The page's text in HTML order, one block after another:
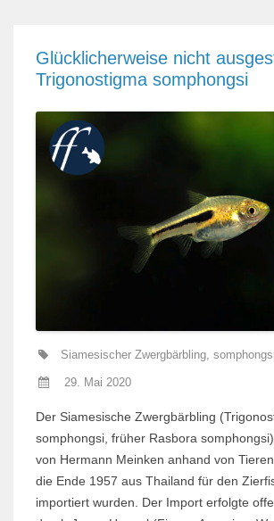
Glücklicherweise nicht
Trigonostigma somphongsi
Siamesischer Zwergbärbling, somphongsi
29. Mai 2020
Der Siamesische Zwergbärbling
somphongsi, früher Rasbora
von Hermann Meinken anhand von
die Ende 1957 aus Thailand für den
importiert wurden. Der Import erfolgte